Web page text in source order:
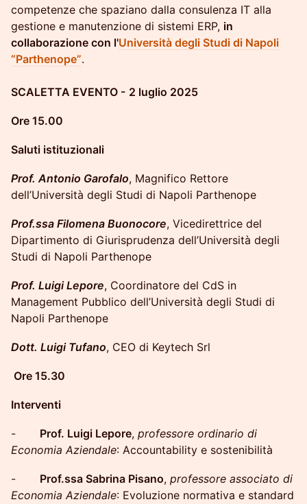
competenze che spaziano dalla consulenza IT alla
gestione e manutenzione di sistemi ERP, in
collaborazione con l'Università degli Studi di Napoli
“Parthenope”.
SCALETTA EVENTO - 2 luglio 2025
Ore 15.00
Saluti istituzionali
Prof. Antonio Garofalo, Magnifico Rettore
dell’Università degli Studi di Napoli Parthenope
Prof.ssa Filomena Buonocore, Vicedirettrice del
Dipartimento di Giurisprudenza dell’Università degli
Studi di Napoli Parthenope
Prof. Luigi Lepore, Coordinatore del CdS in
Management Pubblico dell’Università degli Studi di
Napoli Parthenope
Dott. Luigi Tufano, CEO di Keytech Srl
Ore 15.30
Interventi
- Prof. Luigi Lepore, professore ordinario di
Economia Aziendale: Accountability e sostenibilità
- Prof.ssa Sabrina Pisano, professore associato di
Economia Aziendale: Evoluzione normativa e standard